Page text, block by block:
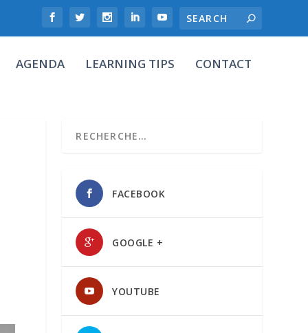
AGENDA LEARNING TIPS CONTACT
FACEBOOK
GOOGLE +
YOUTUBE